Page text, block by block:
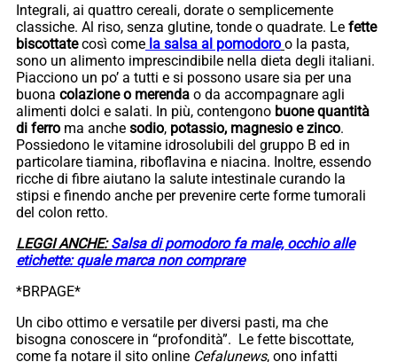
Integrali, ai quattro cereali, dorate o semplicemente
classiche. Al riso, senza glutine, tonde o quadrate. Le fette
biscottatecosì come la salsa al pomodoro o la pasta,
sono un alimento imprescindibile nella dieta degli italiani.
Piacciono un po’ a tutti e si possono usare sia per una
buona colazione o merenda o da accompagnare agli
alimenti dolci e salati. In più, contengono buone quantità
di ferro ma anche sodio, potassio, magnesio e zinco.
Possiedono le vitamine idrosolubili del gruppo B ed in
particolare tiamina, riboflavina e niacina. Inoltre, essendo
ricche di fibre aiutano la salute intestinale curando la
stipsi e finendo anche per prevenire certe forme tumorali
del colon retto.
LEGGI ANCHE:Salsa di pomodoro fa male, occhio alle
etichette: quale marca non comprare
*BRPAGE*
Un cibo ottimo e versatile per diversi pasti, ma che
bisogna conoscere in “profondità”. Le fette biscottate,
come fa notare il sito online Cefalunews, ono infatti